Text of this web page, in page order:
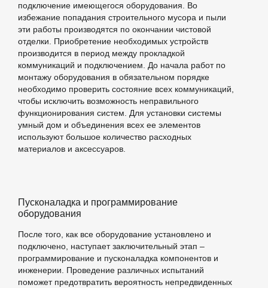
подключение имеющегося оборудования. Во
избежание попадания строительного мусора и пыли
эти работы производятся по окончании чистовой
отделки. Приобретение необходимых устройств
производится в период между прокладкой
коммуникаций и подключением. До начала работ по
монтажу оборудования в обязательном порядке
необходимо проверить состояние всех коммуникаций,
чтобы исключить возможность неправильного
функционирования систем. Для установки системы
умный дом и объединения всех ее элементов
используют большое количество расходных
материалов и аксессуаров.
Пусконаладка и программирование
оборудования
После того, как все оборудование установлено и
подключено, наступает заключительный этап –
программирование и пусконаладка компонентов и
инженерии. Проведение различных испытаний
поможет предотвратить вероятность непредвиденных